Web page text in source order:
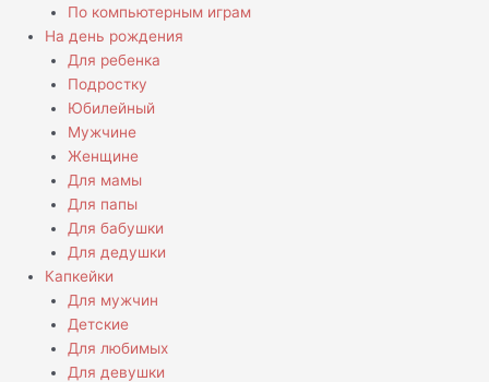
По компьютерным играм
На день рождения
Для ребенка
Подростку
Юбилейный
Мужчине
Женщине
Для мамы
Для папы
Для бабушки
Для дедушки
Капкейки
Для мужчин
Детские
Для любимых
Для девушки